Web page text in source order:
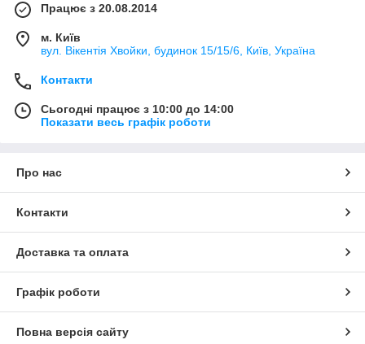
Працює з 20.08.2014
м. Київ
вул. Вікентія Хвойки, будинок 15/15/6, Київ, Україна
Контакти
Сьогодні працює з 10:00 до 14:00
Показати весь графік роботи
Про нас
Контакти
Доставка та оплата
Графік роботи
Повна версія сайту